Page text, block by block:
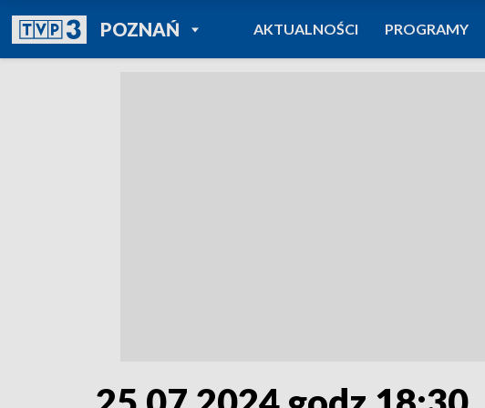
POZNAŃPOWRÓT DO
TVP REGIONY
AKTUALNOŚCI PROGRAMY